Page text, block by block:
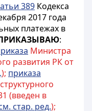
389 Кодекса
2017 года
платежах в
:
Министра
развития РК от
); приказа
(введен в
стар. ред.);